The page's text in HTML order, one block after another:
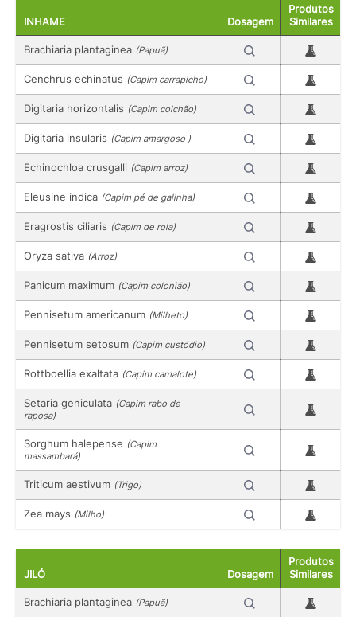
INHAME Dosagem
Produtos
Similares
Brachiaria plantaginea (Papuã)
Cenchrus echinatus (Capim carrapicho)
Digitaria horizontalis (Capim colchão)
Digitaria insularis (Capim amargoso )
Echinochloa crusgalli (Capim arroz)
Eleusine indica (Capim pé de galinha)
Eragrostis ciliaris (Capim de rola)
Oryza sativa (Arroz)
Panicum maximum (Capim colonião)
Pennisetum americanum (Milheto)
Pennisetum setosum (Capim custódio)
Rottboellia exaltata (Capim camalote)
Setaria geniculata (Capim rabo de
raposa)
Sorghum halepense (Capim
massambará)
Triticum aestivum (Trigo)
Zea mays (Milho)
JILÓ Dosagem
Produtos
Similares
Brachiaria plantaginea (Papuã)